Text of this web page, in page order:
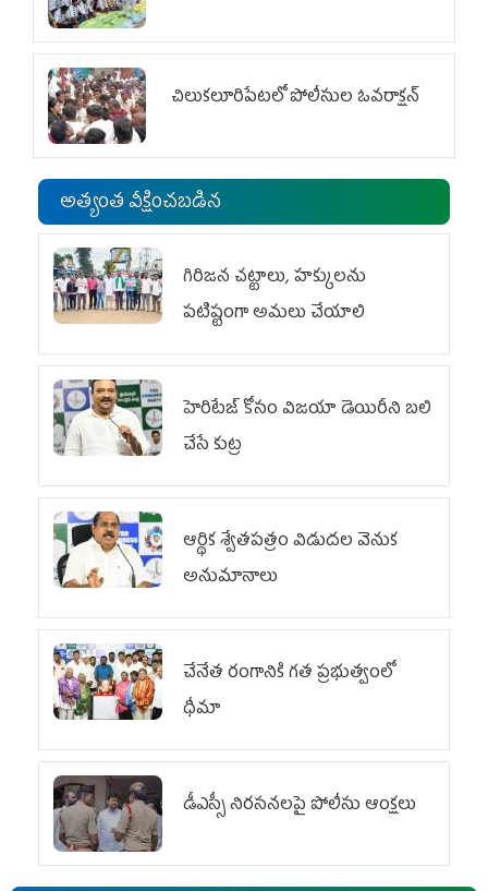
చిలుక‌లూరిపేట‌లో పోలీసుల ఓవ‌రాక్ష‌న్‌
అత్యంత వీక్షించబడిన
గిరిజన చట్టాలు, హక్కులను
పటిష్టంగా అమలు చేయాలి
హెరిటేజ్ కోసం విజయా డెయిరీని బలి
చేసే కుట్ర‌
ఆర్థిక శ్వేతపత్రం విడుదల వెనుక
అనుమానాలు
చేనేత రంగానికి గత ప్రభుత్వంలో
ధీమా
డీఎస్సీ నిరసనలపై పోలీసు ఆంక్షలు